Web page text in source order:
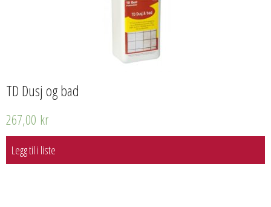
TD Dusj og bad
267,00 kr
Legg til i liste